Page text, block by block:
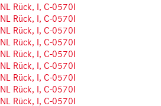
NL Rück, I, C-0570l
NL Rück, I, C-0570l
NL Rück, I, C-0570l
NL Rück, I, C-0570l
NL Rück, I, C-0570l
NL Rück, I, C-0570l
NL Rück, I, C-0570l
NL Rück, I, C-0570l
NL Rück, I, C-0570l